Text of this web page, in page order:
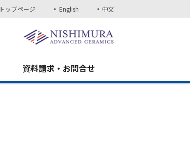
トップページ English 中文
資料請求・お問合せ